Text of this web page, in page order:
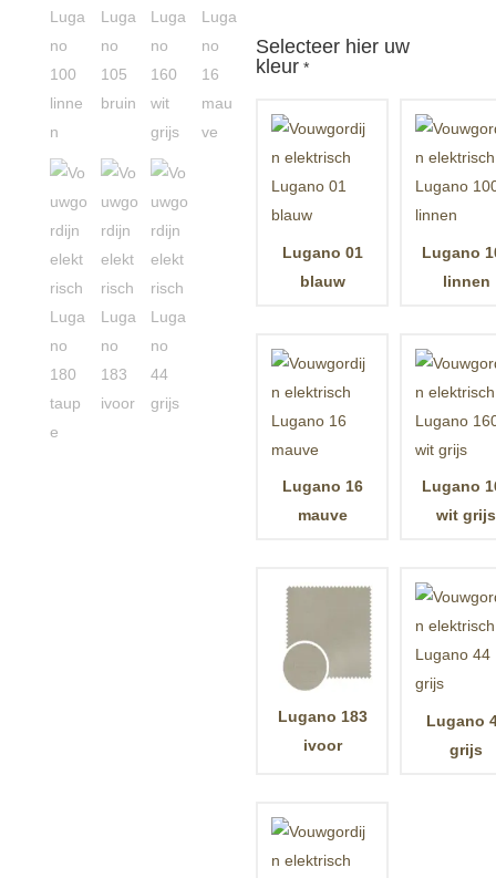
Selecteer hier uw
kleur *
Lugano 01
blauw
Lugano
linnen
Lugano 16
mauve
Lugano
wit grijs
Lugano 183
ivoor
Lugano
grijs